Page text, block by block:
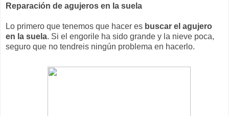
Reparación de agujeros en la suela
Lo primero que tenemos que hacer es buscar el agujero
en la suela. Si el engorile ha sido grande y la nieve poca,
seguro que no tendreis ningún problema en hacerlo.